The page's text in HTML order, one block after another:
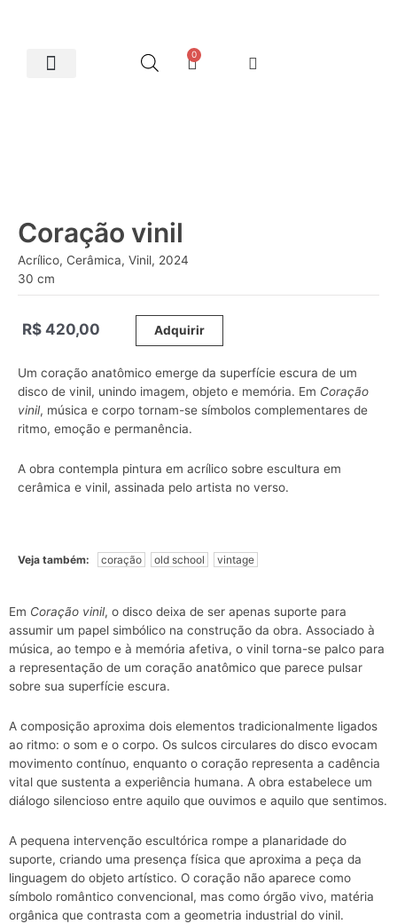
0
Coração vinil
Acrílico, Cerâmica, Vinil, 2024
30 cm
R$ 420,00 Adquirir
Um coração anatômico emerge da superfície escura de um
disco de vinil, unindo imagem, objeto e memória. Em Coração
vinil, música e corpo tornam-se símbolos complementares de
ritmo, emoção e permanência.
A obra contempla pintura em acrílico sobre escultura em
cerâmica e vinil, assinada pelo artista no verso.
Veja também: coração old school vintage
Em Coração vinil, o disco deixa de ser apenas suporte para
assumir um papel simbólico na construção da obra. Associado à
música, ao tempo e à memória afetiva, o vinil torna-se palco para
a representação de um coração anatômico que parece pulsar
sobre sua superfície escura.
A composição aproxima dois elementos tradicionalmente ligados
ao ritmo: o som e o corpo. Os sulcos circulares do disco evocam
movimento contínuo, enquanto o coração representa a cadência
vital que sustenta a experiência humana. A obra estabelece um
diálogo silencioso entre aquilo que ouvimos e aquilo que sentimos.
A pequena intervenção escultórica rompe a planaridade do
suporte, criando uma presença física que aproxima a peça da
linguagem do objeto artístico. O coração não aparece como
símbolo romântico convencional, mas como órgão vivo, matéria
orgânica que contrasta com a geometria industrial do vinil.